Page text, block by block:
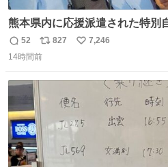
熊本県内に応援派遣された特別
所のみならず、避難所も回りな
ます。写真は、京都府警察の特
す。 #令和８年熊本地震 #京都府
返
信
52
リ
ポ
ト
数
827
い
7,246
14時間前